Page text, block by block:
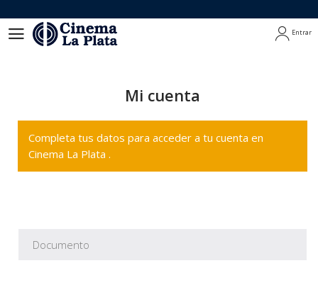
Entrar
Mi cuenta
Completa tus datos para acceder a tu cuenta en
Cinema La Plata .